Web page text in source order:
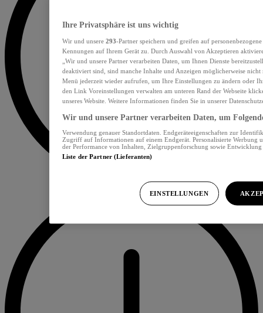
Ihre Privatsphäre ist uns wichtig
Wir und unsere 293-Partner speichern und greifen auf
Kennungen auf Ihrem Gerät zu. Durch Auswahl von Akzeptieren
„Wir und unsere Partner verarbeiten Daten, um Ihnen Dienste
deaktiviert sind, sind manche Inhalte und Anzeigen möglicherweise nicht
Menü jederzeit wieder aufrufen, um Ihre Einstellungen zu ändern oder
den Link Voreinstellungen verwalten am unteren Rand der Webseite
unseres Website. Weitere Informationen finden Sie in unserer
Wir und unsere Partner verarbeiten Daten, um
Verwendung genauer Standortdaten. Endgeräteeigenschaften zur
Zugriff auf Informationen auf einem Endgerät. Personalisierte Werbung
der Performance von Inhalten, Zielgruppenforschung sowie
Liste der Partner (Lieferanten)
EINSTELLUNGEN